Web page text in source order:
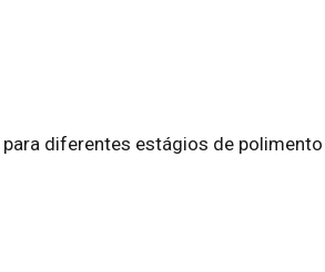
para diferentes estágios de polimento